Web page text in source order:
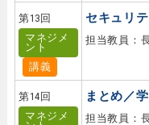
第13回
マネジメ
ント
講義
セキュリ
担当教員：
第14回
マネジメ
まとめ／
担当教員：